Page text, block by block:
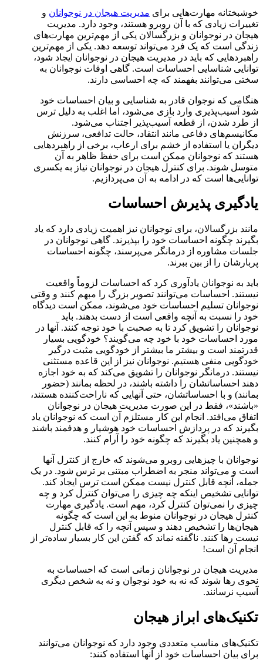
خوشبختانه مهارت‌هایی برای مدیریت هیجان در نوجوانان و
تغییرات زیادی که با آن روبرو هستند، وجود دارد. مدیریت
هیجان در نوجوانان و بزرگسالان یکی از مهم‌ترین مهارت‌های
زندگی است که یک فرد می‌تواند توسعه دهد. یکی از مهم‌ترین
راهبردهایی که باید در مدیریت هیجان در نوجوانان ایجاد شود،
توانایی شناسایی احساسات است. گاهی اوقات نوجوانان به
سختی می‌توانند بفهمند که چه احساسی دارند.
هنگامی که نوجوان قادر به شناسایی و بیان احساسات خود
شود آسیب‌پذیری وارد بازی می‌شود، اما اغلب به دلیل ترس
از طرد شدن، از قطعه آسیب‌پذیر اجتناب می‌شود.
مکانیسم‌های دفاعی مانند انتقاد، حالت تدافعی، سرزنش
دیگران یا استفاده از خشم برای ارعاب، برخی از راهبردهایی
هستند که نوجوانان ممکن است برای حفظ ظاهر به آن
متوسل شوند. برای کنترل هیجان در نوجوانان نیاز به یکسری
توانایی‌ها است که در ادامه به آن می‌پردازیم.
یادگیری پذیرش احساسات
مانند بزرگسالان، برای نوجوانان نیز اهمیت زیادی دارد که یاد
بگیرند چگونه احساسات خود را بپذیرند. گاهی نوجوانان در
جلسات مشاوره از درمانگر می‌پرسند، چگونه احساسات
پربارشان را از بین ببرند.
باید به نوجوانان یادآوری کرد که احساسات لزوماً واقعیت
نیستند. احساسات می‌توانند تصویر بزرگ را مبهم کنند و وقتی
نوجوانان تسلیم احساسات خود می‌شوند، ممکن است دیدگاه
خود را نسبت به آنچه واقعی است از دست بدهند. باید
نوجوانان را تشویق کرد تا به صحبت با خود توجه کنند. آنها در
مورد احساسات خود با خود چه می‌گویند؟ خودگویی بسیار
قدرتمند است و بیشتر ما بیشتر از خودگویی مثبت درگیر
خودگویی منفی هستیم. نوجوانان نیز از این قاعده مستثنی
نیستند. درمانگر نوجوانان را تشویق می‌کند که به خود اجازه
دهند احساساتشان را داشته باشند، در لحظه بمانند (حضور
بمانند) و با احساساتشان، حتی آنهایی که ناراحت‌کننده هستند،
«باشند»، فقط در این صورت مدیریت هیجان در نوجوانان
اتفاق می‌افتد. انجام این کار مستلزم آن است که نوجوانان یاد
بگیرند که در پردازش احساسات خود هوشیار و هدفمند باشند
و همچنین یاد بگیرند که چگونه خود را آرام کنند.
نوجوانان با چیزهایی روبرو می‌شوند که خارج از کنترل آنها
است و می‌تواند منجر به اضطراب مبتنی بر ترس شود. در یک
جمله، آنچه قابل کنترل نیست ممکن است ترس ایجاد کند.
توانایی تشخیص اینکه چه چیزی را می‌توان کنترل کرد و چه
چیزی را نمی‌توان کنترل کرد، مهم است. یادگیری مهارت
کنترل هیجان در نوجوانان منوط به این است که چگونه
هیجان‌ها را تشخیص دهند و سپس آنچه را که قابل کنترل
نیست رها کنند. ناگفته نماند که گفتن این کار بسیار ساده‌تر از
انجام آن است!
مدیریت هیجان در نوجوانان زمانی است که احساسات به
نحوی رها شوند که نه به خود نوجوان و نه به شخص دیگری
آسیب نرسانند.
تکنیک‌های ابراز هیجان
تکنیک‌های مناسب متعددی وجود دارد که نوجوانان می‌توانند
برای بیان احساسات خود از آنها استفاده کنند: